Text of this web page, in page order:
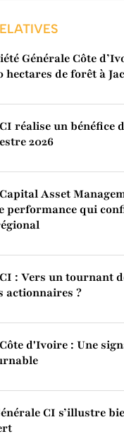
Générale Côte
hectares de forêt à
réalise un bénéfice
2026
Asset
performance qui
: Vers un tournant
actionnaires ?
d'Ivoire : Une
CI s’illustre